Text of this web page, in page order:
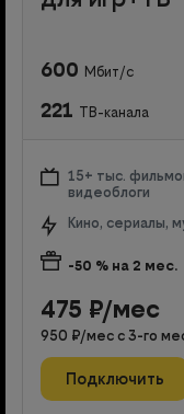
600 Мбит/с
221 ТВ-канала
15+ тыс.
видеоблоги
Кино, сериалы,
-50 % на 2 мес.
475 ₽/мес
950 ₽/мес с 3-го
Подключить